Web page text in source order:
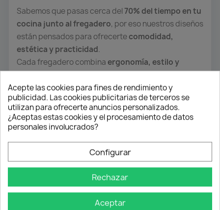
Sabemos que pasas cerca del70% del tiempo en tu
cocina junto al fregadero, por eso nuestros diseños
están pensados para ofrecertecomodidad,
estética y practicidad.
Cada fregadero combina ergonomía, estilo y
experiencia única al cocinar, limpiar o compartir
momentos con tu familia.
Elige el Fregadero Hércules
perfecto entreresistencia, elegancia y
Convierte tu cocina en un espacio donde el diseño y
la calidad se encuentran cada día.
Acepte las cookies para fines de rendimiento y
publicidad. Las cookies publicitarias de terceros se
utilizan para ofrecerte anuncios personalizados.
¿Aceptas estas cookies y el procesamiento de datos
personales involucrados?
Configurar
Rechazar
Aceptar